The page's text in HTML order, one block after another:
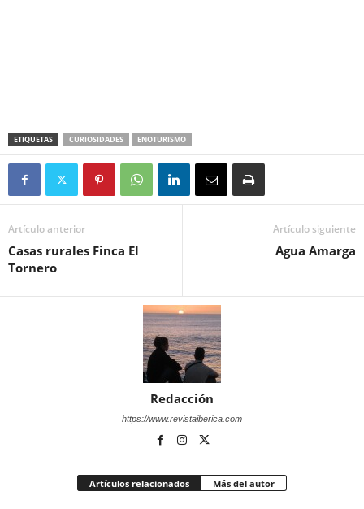
ETIQUETAS CURIOSIDADES ENOTURISMO
Artículo anterior
Casas rurales Finca El
Tornero
Artículo siguiente
Agua Amarga
Redacción
https://www.revistaiberica.com
Artículos relacionados Más del autor